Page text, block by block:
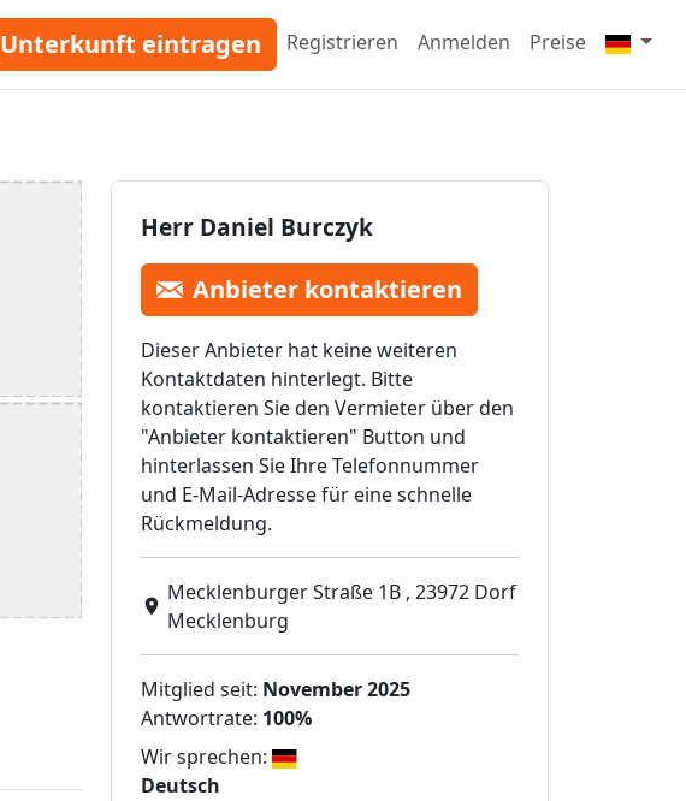
Unterkunft eintragen Registrieren Anmelden Preise
Herr Daniel Burczyk
Anbieter kontaktieren
Dieser Anbieter hat keine weiteren
Kontaktdaten hinterlegt. Bitte
kontaktieren Sie den Vermieter über den
"Anbieter kontaktieren" Button und
hinterlassen Sie Ihre Telefonnummer
und E-Mail-Adresse für eine schnelle
Rückmeldung.
Mecklenburger Straße 1B , 23972 Dorf
Mecklenburg
Mitglied seit: November 2025
Antwortrate: 100%
Wir sprechen:
Deutsch